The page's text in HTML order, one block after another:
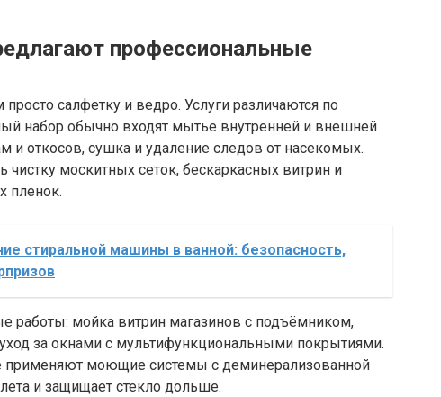
профессиональные
салфетку и ведро. Услуги различаются по
набор обычно входят мытье внутренней и внешней
и откосов, сушка и удаление следов от насекомых.
чистку москитных сеток, бескаркасных витрин и
пленок.
стиральной машины в ванной: безопасность,
работы: мойка витрин магазинов с подъёмником,
за окнами с мультифункциональными покрытиями.
моющие системы с деминерализованной
и защищает стекло дольше.